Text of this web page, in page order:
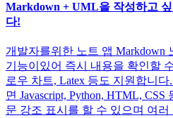
Markdown + UML을 작성하고 싶
다!
개발자를위한 노트 앱 Markdown
기능이있어 즉시 내용을 확인할
로우 차트, Latex 등도 지원합니
면 Javascript, Python, HTML,
문 강조 표시를 할 수 있으며 여러